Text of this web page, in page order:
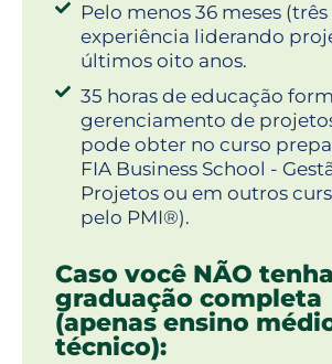
Pelo menos 36 meses
experiência liderando
últimos oito anos.
35 horas de educação
gerenciamento de
pode obter no curso
FIA Business School -
Projetos ou em outros
pelo PMI®).
Caso você NÃO tenha
graduação completa
(apenas ensino
técnico):